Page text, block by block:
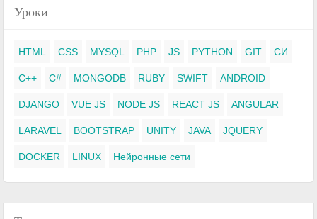
Уроки
HTML CSS MYSQL PHP JS PYTHON GIT СИ
C++ C# MONGODB RUBY SWIFT ANDROID
DJANGO VUE JS NODE JS REACT JS ANGULAR
LARAVEL BOOTSTRAP UNITY JAVA JQUERY
DOCKER LINUX Нейронные сети